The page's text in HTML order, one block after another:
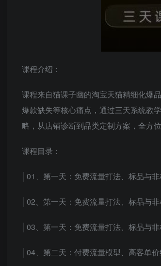
课程介绍：
课程来自猫课子幽的淘宝天猫精细化爆
爆款缺失等核心痛点，通过三天系统教
略，从店铺诊断到品类定制方案，全方
课程目录：
│01、第一天：免费流量打法、标品与
│02、第一天：免费流量打法、标品与
│03、第一天：免费流量打法、标品与
│04、第二天：付费流量模型、高客单